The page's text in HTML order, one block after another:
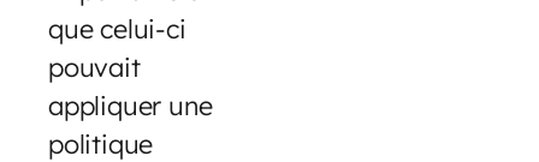
que celui-ci
pouvait
appliquer une
politique